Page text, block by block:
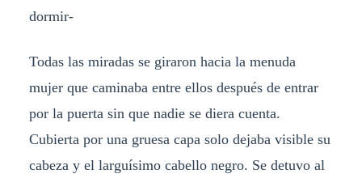
dormir-
Todas las miradas se giraron hacia la menuda
mujer que caminaba entre ellos después de entrar
por la puerta sin que nadie se diera cuenta.
Cubierta por una gruesa capa solo dejaba visible su
cabeza y el larguísimo cabello negro. Se detuvo al